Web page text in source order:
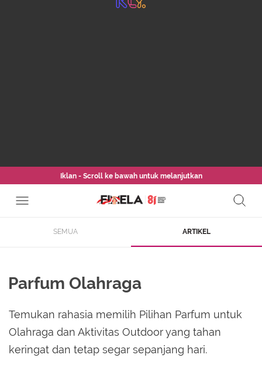
Iklan - Scroll ke bawah untuk melanjutkan
SEMUA ARTIKEL
Parfum Olahraga
Temukan rahasia memilih Pilihan Parfum untuk
Olahraga dan Aktivitas Outdoor yang tahan
keringat dan tetap segar sepanjang hari.